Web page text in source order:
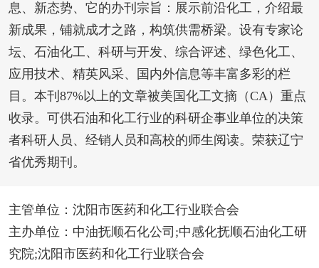
息、新态势、它的办刊宗旨：展示前沿化工，介绍最
新成果，铺就成才之路，构筑供需桥梁。设有专家论
坛、石油化工、科研与开发、综合评述、绿色化工、
应用技术、精英风采、国内外信息等丰富多彩的栏
目。本刊87%以上的文章被美国化工文摘（CA）重点
收录。可供石油和化工行业的科研企事业单位的决策
者科研人员、经销人员和高校的师生阅读。荣获辽宁
省优秀期刊。
主管单位：沈阳市医药和化工行业联合会
主办单位：中油抚顺石化公司;中感化抚顺石油化工研
究院;沈阳市医药和化工行业联合会